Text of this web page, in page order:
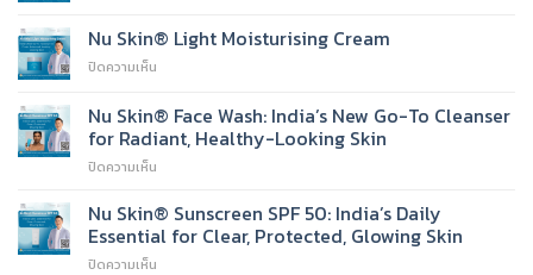
Skin
Vitamin
Nu Skin® Light Moisturising Cream
ปิดความเห็น
Skin®
Light
Moisturising
Nu Skin® Face Wash: India’s New Go-To Cleanser
for Radiant, Healthy-Looking Skin
ปิดความเห็น
Skin®
Face
Wash:
Nu Skin® Sunscreen SPF 50: India’s Daily
Essential for Clear, Protected, Glowing Skin
ปิดความเห็น